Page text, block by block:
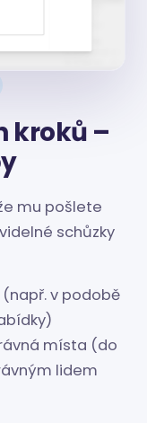
kroků –
mu pošlete
schůzky
v podobě
místa (do
lidem